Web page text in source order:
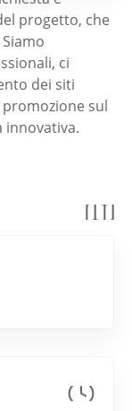
progetto, che
ci
dei siti
sul
innovativa.